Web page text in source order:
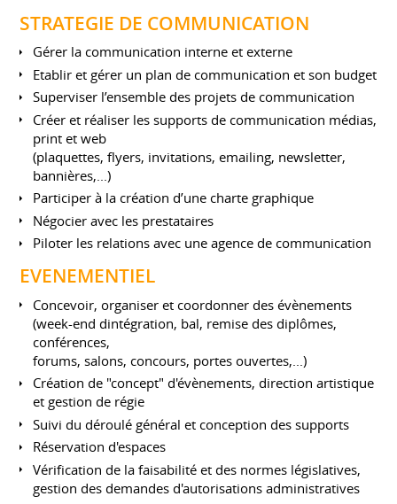
STRATEGIE DE COMMUNICATION
Gérer la communication interne et externe
Etablir et gérer un plan de communication et son budget
Superviser l’ensemble des projets de communication
Créer et réaliser les supports de communication médias,
print et web
(plaquettes, flyers, invitations, emailing, newsletter,
bannières,...)
Participer à la création d’une charte graphique
Négocier avec les prestataires
Piloter les relations avec une agence de communication
EVENEMENTIEL
Concevoir, organiser et coordonner des évènements
(week-end dintégration, bal, remise des diplômes,
conférences,
forums, salons, concours, portes ouvertes,...)
Création de "concept" d'évènements, direction artistique
et gestion de régie
Suivi du déroulé général et conception des supports
Réservation d'espaces
Vérification de la faisabilité et des normes législatives,
gestion des demandes d'autorisations administratives